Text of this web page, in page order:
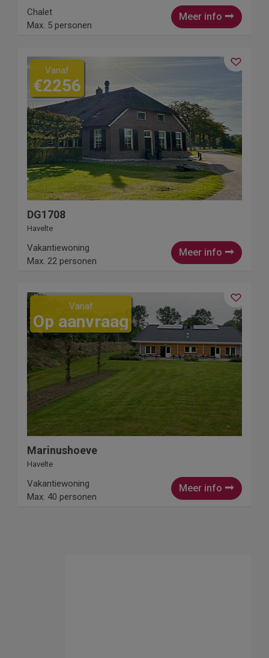
Meer info
Chalet
Max. 5 personen
Vanaf
€2256
DG1708
Havelte
Meer info
Vakantiewoning
Max. 22 personen
Vanaf
Op aanvraag
Marinushoeve
Havelte
Meer info
Vakantiewoning
Max. 40 personen